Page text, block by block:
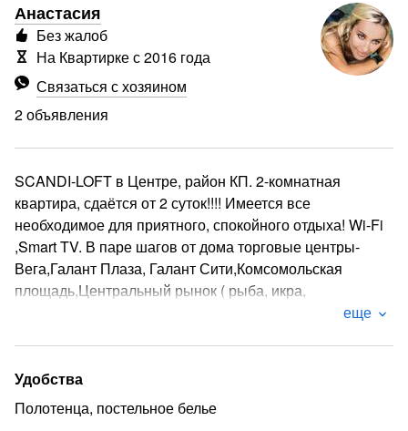
Анастасия
Связаться с хозяином
2 объявления
Без жалоб
На Квартирке с 2016 года
SCANDI-LOFT в Центре, район КП. 2-комнатная
квартира, сдаётся от 2 суток!!!! Имеется все
необходимое для приятного, спокойного отдыха! Wi-Fi
,Smart TV. В паре шагов от дома торговые центры-
Вега,Галант Плаза, Галант Сити,Комсомольская
площадь,Центральный рынок ( рыба, икра,
морепродукты, сувениры для гостей города), кафе,
Камбала,кафе Советское, дом Быта, МФЦ, филиалы
банков,остановка общественного транспорта(по
городу, аэропорт, Паратунка и т. д). При необходимости
еще
Удобства
Полотенца, постельное белье